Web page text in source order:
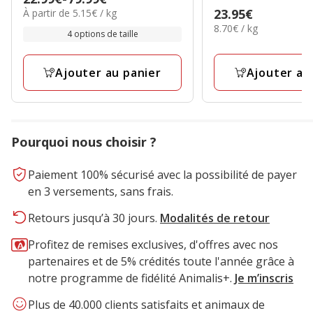
étoiles
avec
avis
de
79.99€
5.15€
À partir de 5.15€ / kg
4 options de taille
Ajouter au panier
étoiles
avec
20
Prix
23.95€
23.95€
8.70€
Kg
8.70€ / kg
Ajouter
Pourquoi nous choisir ?
Paiement 100% sécurisé avec la possibilité de payer
en 3 versements, sans frais.
Retours jusqu’à 30 jours. Modalités de retour
Profitez de remises exclusives, d'offres avec nos
partenaires et de 5% crédités toute l'année grâce à
notre programme de fidélité Animalis+. Je m’inscris
Plus de 40.000 clients satisfaits et animaux de